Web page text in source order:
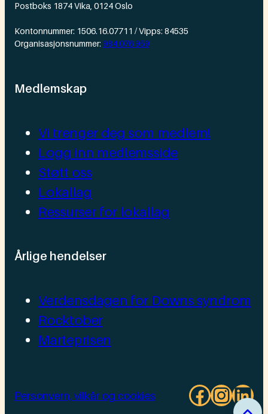
Postboks 1874 Vika, 0124 Oslo
Kontonnummer: 1506.16.07711 / Vipps: 84535
Organisasjonsnummer: 984 076 959
Medlemskap
Vi trenger deg som medlem!
Logg inn medlemsside
Støtt oss
Lokallag
Ressurser for lokallag
Årlige hendelser
Verdensdagen for Downs syndrom
Rocktober
Marteprisen
Personvern, vilkår og cookies